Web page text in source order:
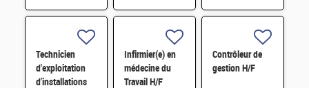
fabrication en
soudage H/F
Technicien
d'exploitation
d'installations
Infirmier(e) en
médecine du
Travail H/F
Contrôleur de
gestion H/F